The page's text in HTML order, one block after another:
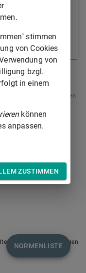
Ermessen zu
dem
und die
einzuhalten.
zur Navigation zwischen
NORMENLISTE
Nutzungsbedingungen
stimmen
von Cookies
von
bzgl.
in einem
können
anpassen.
ZUSTIMMEN